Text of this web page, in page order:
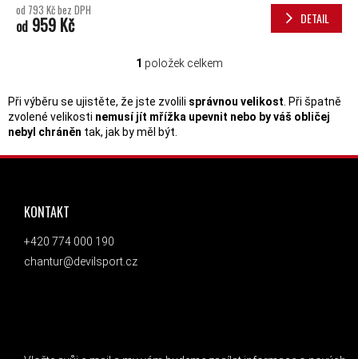
od 793 Kč bez DPH
od 959 Kč DETAIL
OVLÁDACÍ PRVKY VÝPISU
1 položek celkem
Při výběru se ujistěte, že jste zvolili správnou velikost . Při špatně
zvolené velikosti nemusí jít mřížka upevnit nebo by váš obličej
nebyl chráněn tak, jak by měl být.
ZÁPATÍ
KONTAKT
+420 774 000 190
chantur@devilsport.cz